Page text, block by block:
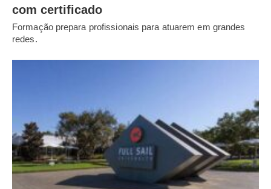
com certificado
Formação prepara profissionais para atuarem em grandes
redes.